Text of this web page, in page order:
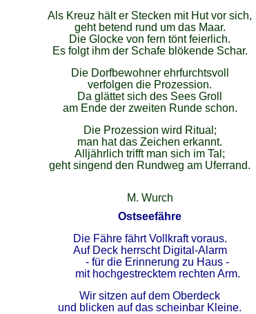
Als Kreuz hält er Stecken mit Hut vor sich,
geht betend rund um das Maar.
Die Glocke von fern tönt feierlich.
Es folgt ihm der Schafe blökende Schar.
Die Dorfbewohner ehrfurchtsvoll
verfolgen die Prozession.
Da glättet sich des Sees Groll
am Ende der zweiten Runde schon.
Die Prozession wird Ritual;
man hat das Zeichen erkannt.
Alljährlich trifft man sich im Tal;
geht singend den Rundweg am Uferrand.
M. Wurch
Ostseefähre
Die Fähre fährt Vollkraft voraus.
Auf Deck herrscht Digital-Alarm
- für die Erinnerung zu Haus -
mit hochgestrecktem rechten Arm.
Wir sitzen auf dem Oberdeck
und blicken auf das scheinbar Kleine.